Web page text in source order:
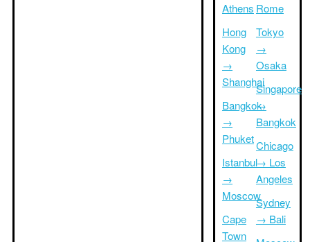
Athens
Hong
Kong
→
Shanghai
Bangkok
→
Phuket
Istanbul
→
Moscow
Cape
Town
Rome
Tokyo
→
Osaka
Singapore
→
Bangkok
Chicago
→ Los
Angeles
Sydney
→ Bali